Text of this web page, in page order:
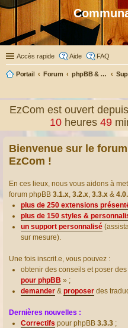
Accès rapide Aide FAQ
Portail Forum phpBB & Co
EzCom est ouvert
10 heures 49
Bienvenue sur le
EzCom !
En ces lieux, nous vous aidons à
forum phpBB 3.1.x, 3.2.x, 3.3.x &
plus de 250 extensions
plus de 150 styles &
un support personnalisé
sur mesure).
Une fois inscrit.e, vous pouvez :
obtenir des conseils et poser
pour phpBB » ;
demander & proposer des
Dernières nouvelles :
Correctifs pour phpBB 3.3.3 ;